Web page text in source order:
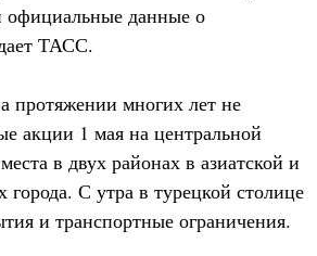
официальные данные о
ТАСС.
протяжении многих лет не
акции 1 мая на центральной
в двух районах в азиатской и
города. С утра в турецкой столице
и транспортные ограничения.